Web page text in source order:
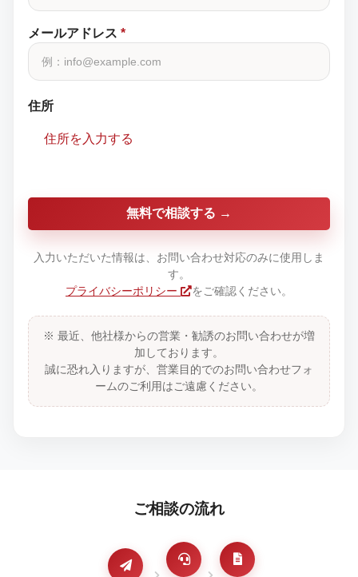
メールアドレス *
住所
住所を入力する
無料で相談する
入力いただいた情報は、お問い合わせ対応のみに使用しま
す。
プライバシーポリシー
をご確認ください。
※ 最近、他社様からの営業・勧誘のお問い合わせが増
加しております。
誠に恐れ入りますが、営業目的でのお問い合わせフォ
ームのご利用はご遠慮ください。
ご相談の流れ